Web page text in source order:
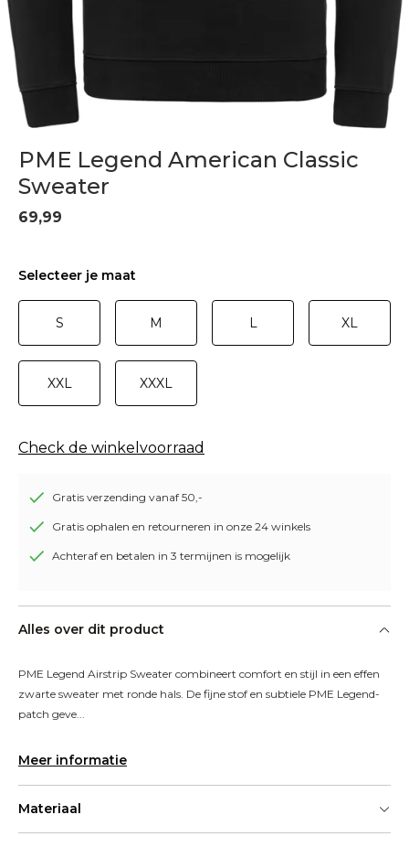
PME Legend American Classic
Sweater
69,99
Selecteer je maat
S M L XL
XXL XXXL
Check de winkelvoorraad
Gratis verzending vanaf 50,-
Gratis ophalen en retourneren in onze 24 winkels
Achteraf en betalen in 3 termijnen is mogelijk
Alles over dit product
PME Legend Airstrip Sweater combineert comfort en stijl in een effen
zwarte sweater met ronde hals. De fijne stof en subtiele PME Legend-
patch geve...
Meer informatie
Materiaal